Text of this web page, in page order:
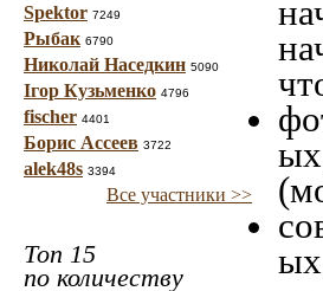
Spektor 7249
Рыбак 6790
Николай Наседкин 5090
Ігор Кузьменко 4796
fischer 4401
Борис Ассеев 3722
alek48s 3394
Все участники >>
Топ 15
по количеству